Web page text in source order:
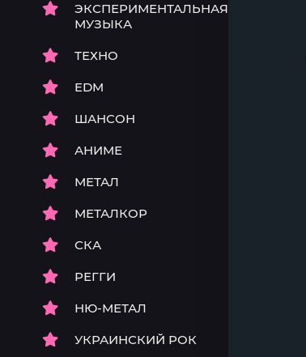
ЭКСПЕРИМЕНТАЛЬНАЯ
МУЗЫКА
ТЕХНО
EDM
ШАНСОН
АНИМЕ
МЕТАЛ
МЕТАЛКОР
СКА
РЕГГИ
НЮ-МЕТАЛ
УКРАИНСКИЙ РОК